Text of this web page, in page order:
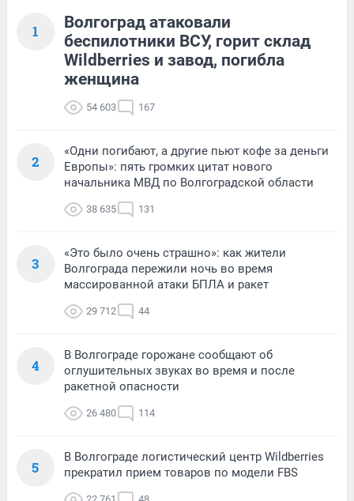
1
Волгоград атаковали
беспилотники ВСУ, горит склад
Wildberries и завод, погибла
женщина
54 603 167
2
«Одни погибают, а другие пьют кофе за деньги
Европы»: пять громких цитат нового
начальника МВД по Волгоградской области
38 635 131
3
«Это было очень страшно»: как жители
Волгограда пережили ночь во время
массированной атаки БПЛА и ракет
29 712 44
4
В Волгограде горожане сообщают об
оглушительных звуках во время и после
ракетной опасности
26 480 114
5
В Волгограде логистический центр Wildberries
прекратил прием товаров по модели FBS